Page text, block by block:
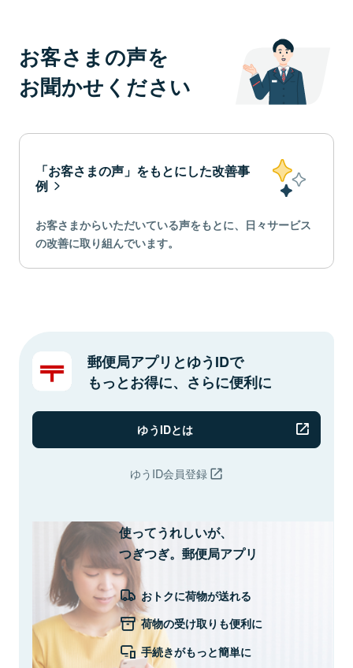
お客さまの声を
お聞かせください
「お客さまの声」をもとにした改善事
例
お客さまからいただいている声をもとに、日々サービス
の改善に取り組んでいます。
郵便局アプリとゆうIDで
もっとお得に、さらに便利に
ゆうIDとは
ゆうID会員登録
使ってうれしいが、
つぎつぎ。郵便局アプリ
おトクに荷物が送れる
荷物の受け取りも便利に
手続きがもっと簡単に